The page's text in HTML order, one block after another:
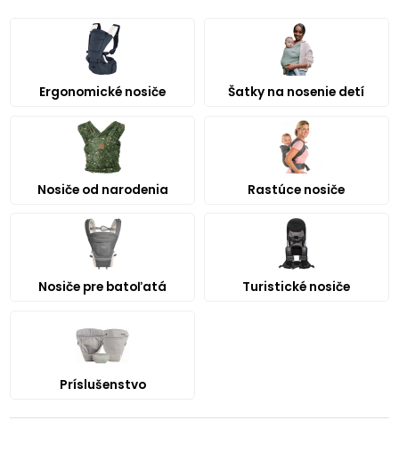
Ergonomické nosiče Šatky na nosenie detí
Nosiče od narodenia Rastúce nosiče
Nosiče pre batoľatá Turistické nosiče
Príslušenstvo